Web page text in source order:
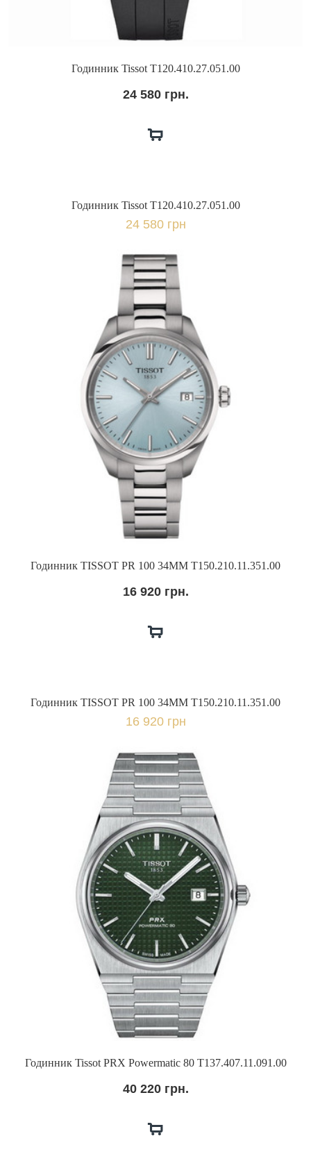
Годинник Tissot T120.410.27.051.00
24 580 грн.
Годинник Tissot T120.410.27.051.00
24 580 грн
Годинник TISSOT PR 100 34MM T150.210.11.351.00
16 920 грн.
Годинник TISSOT PR 100 34MM T150.210.11.351.00
16 920 грн
Годинник Tissot PRX Powermatic 80 T137.407.11.091.00
40 220 грн.